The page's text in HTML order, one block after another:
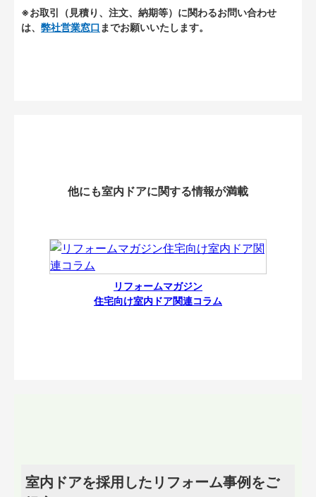
※お取引（見積り、注文、納期等）に関わるお問い合わせ
は、 弊社営業窓口 までお願いいたします。
他にも室内ドアに関する情報が満載
リフォームマガジン
住宅向け室内ドア関連コラム
室内ドアを採用したリフォーム事例をご